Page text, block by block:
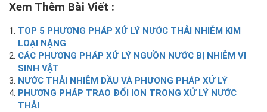
Xem Thêm Bài Viết :
TOP 5 PHƯƠNG PHÁP XỬ LÝ NƯỚC THẢI NHIỄM KIM
LOẠI NẶNG
CÁC PHƯƠNG PHÁP XỬ LÝ NGUỒN NƯỚC BỊ NHIỄM VI
SINH VẬT
NƯỚC THẢI NHIỄM DẦU VÀ PHƯƠNG PHÁP XỬ LÝ
PHƯƠNG PHÁP TRAO ĐỔI ION TRONG XỬ LÝ NƯỚC
THẢI